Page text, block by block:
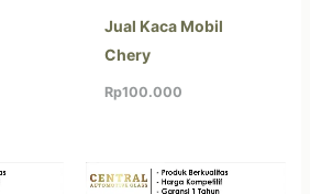
Jual Kaca Mobil
Chery
Rp100.000